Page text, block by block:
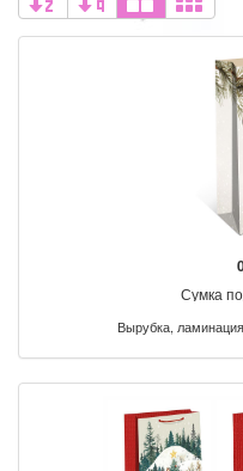
Сумка
Вырубка,